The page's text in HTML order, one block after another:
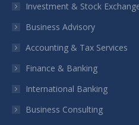
new
window
new
window
new
window
new
window
Investment & Stock
Business Advisory
Accounting & Tax Services
Finance & Banking
International Banking
Business Consulting